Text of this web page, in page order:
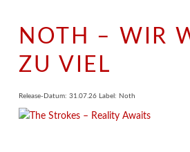
NOTH – WIR
ZU VIEL
Release-Datum: 31.07.26 Label: Noth